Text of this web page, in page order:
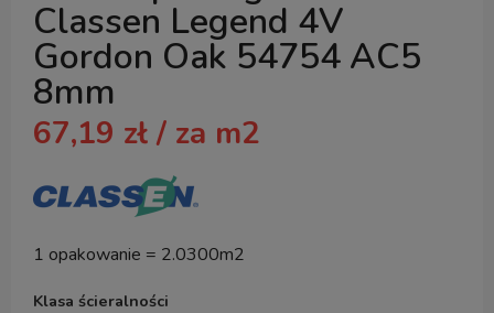
Classen Legend 4V
Gordon Oak 54754 AC5
8mm
67,19 zł / za m2
1 opakowanie = 2.0300m2
Klasa ścieralności